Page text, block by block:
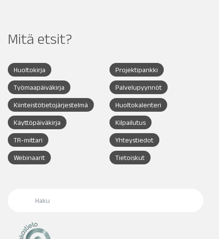
Mitä etsit?
Huoltokirja Projektipankki
Työmaapäiväkirja Palvelupyynnöt
Kiinteistötietojärjestelmä Huoltokalenteri
Käyttöpäiväkirja Kilpailutus
TR-mittari Yhteystiedot
Webinaarit Tietoiskut